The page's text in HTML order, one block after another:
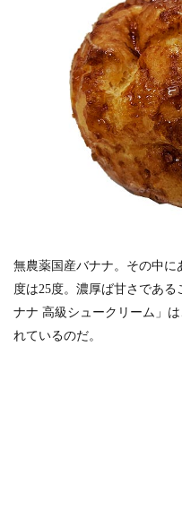
無農薬国産バナナ。その中
度は25度。濃厚ば甘さであ
ナナ 高級シュークリーム」
れているのだ。